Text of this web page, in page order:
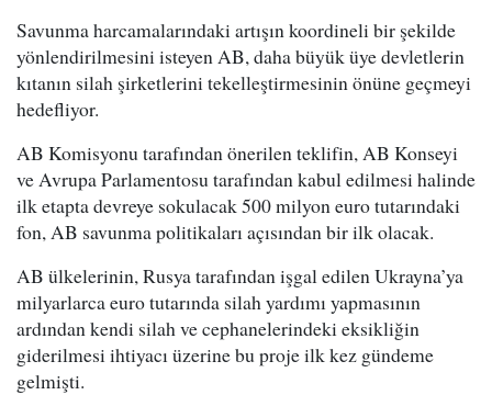
Savunma harcamalarındaki artışın koordineli bir şekilde
yönlendirilmesini isteyen AB, daha büyük üye devletlerin
kıtanın silah şirketlerini tekelleştirmesinin önüne geçmeyi
hedefliyor.
AB Komisyonu tarafından önerilen teklifin, AB Konseyi
ve Avrupa Parlamentosu tarafından kabul edilmesi halinde
ilk etapta devreye sokulacak 500 milyon euro tutarındaki
fon, AB savunma politikaları açısından bir ilk olacak.
AB ülkelerinin, Rusya tarafından işgal edilen Ukrayna’ya
milyarlarca euro tutarında silah yardımı yapmasının
ardından kendi silah ve cephanelerindeki eksikliğin
giderilmesi ihtiyacı üzerine bu proje ilk kez gündeme
gelmişti.